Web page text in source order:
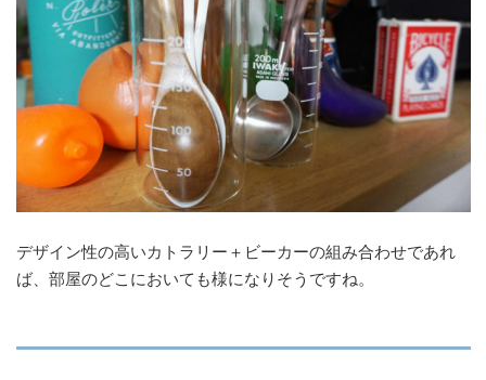
デザイン性の高いカトラリー＋ビーカーの組み合わせであれ
ば、部屋のどこにおいても様になりそうですね。